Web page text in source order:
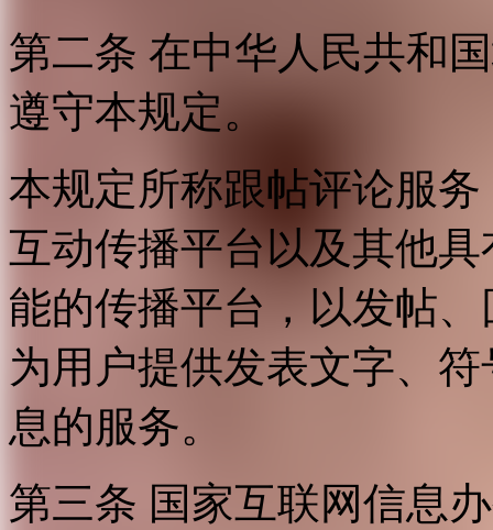
第二条 在中华人民共和
遵守本规定。
本规定所称跟帖评论服
互动传播平台以及其他
能的传播平台，以发帖
为用户提供发表文字、
息的服务。
第三条 国家互联网信息